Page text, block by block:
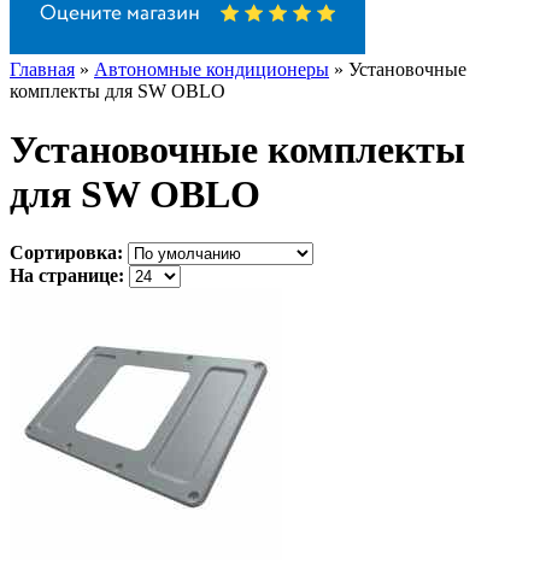
Главная » Автономные кондиционеры » Установочные
комплекты для SW OBLO
Установочные комплекты
для SW OBLO
Сортировка:
На странице: